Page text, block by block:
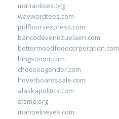
marianlives.org
waywardtees.com
pidfloorsexpress.com
bancodevenezuelaen.com
bettermoodfoodcorporation.com
hingstonnt.com
chooseagender.com
hoverboardssale.com
alaskapolitics.com
stsmp.org
manoelneves.com